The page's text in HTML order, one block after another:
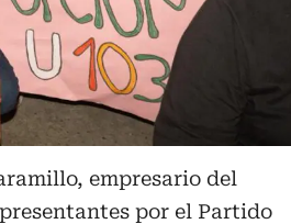
empresario del
por el Partido